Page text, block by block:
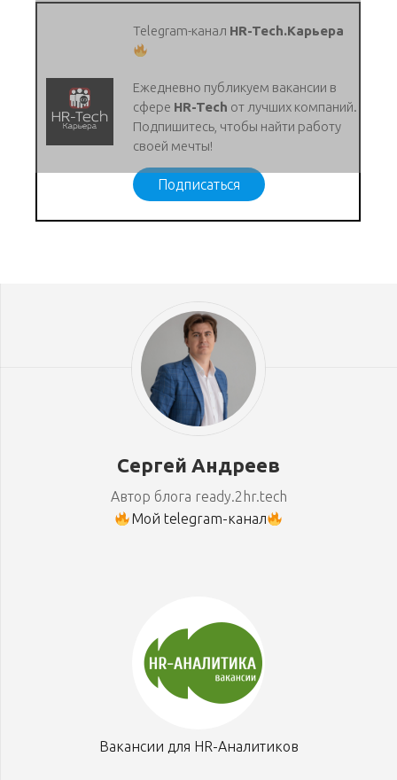
Telegram-канал HR-Tech.Карьера
Ежедневно публикуем вакансии в
сфере HR-Tech от лучших компаний.
Подпишитесь, чтобы найти работу
своей мечты!
Подписаться
Сергей Андреев
Автор блога ready.2hr.tech
Мой telegram-канал
Вакансии для HR-Аналитиков